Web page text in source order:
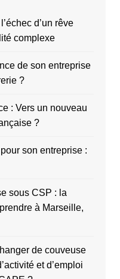
d’un rêve
complexe
de son entreprise
?
: Vers un nouveau
?
son entreprise :
sous CSP : la
à Marseille,
de couveuse
et d’emploi